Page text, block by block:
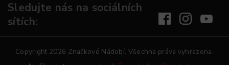
Sledujte nás na sociálních
sítích:
Copyright 2026 Značkové Nádobí. Všechna práva vyhrazena.